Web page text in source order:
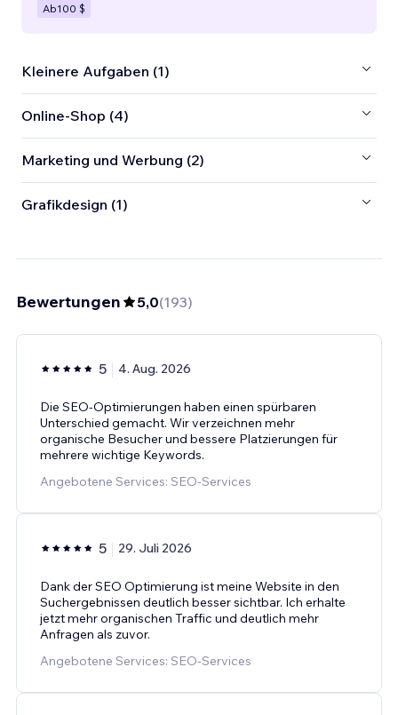
Ab100 $
Kleinere Aufgaben (1)
Online-Shop (4)
Marketing und Werbung (2)
Grafikdesign (1)
Bewertungen 5,0(193)
5 4. Aug. 2026
Die SEO-Optimierungen haben einen spürbaren
Unterschied gemacht. Wir verzeichnen mehr
organische Besucher und bessere Platzierungen für
mehrere wichtige Keywords.
Angebotene Services: SEO-Services
5 29. Juli 2026
Dank der SEO Optimierung ist meine Website in den
Suchergebnissen deutlich besser sichtbar. Ich erhalte
jetzt mehr organischen Traffic und deutlich mehr
Anfragen als zuvor.
Angebotene Services: SEO-Services